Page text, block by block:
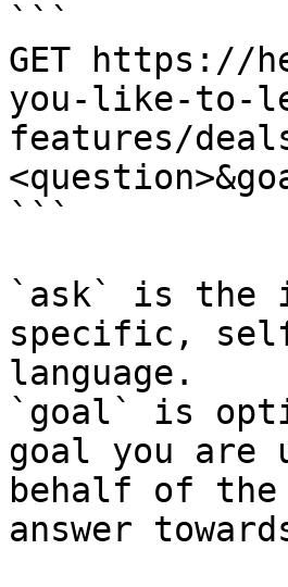
```
GET https://
you-like-to-
features/
```
`ask` is the
specific,
language.
`goal` is
goal you are
behalf of
answer